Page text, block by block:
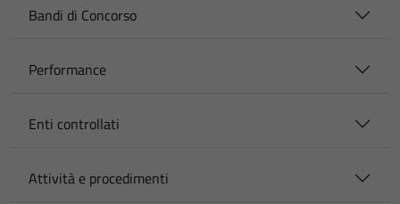
Bandi di Concorso
Performance
Enti controllati
Attività e procedimenti